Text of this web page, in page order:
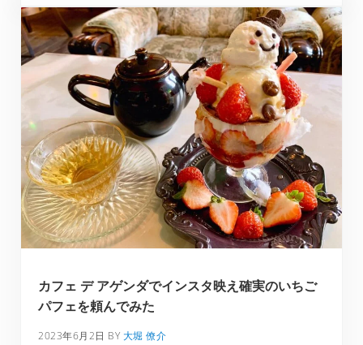
カフェ デ アゲンダでインスタ映え確実のいちご
パフェを頼んでみた
2023年6月2日 BY 大堀 僚介